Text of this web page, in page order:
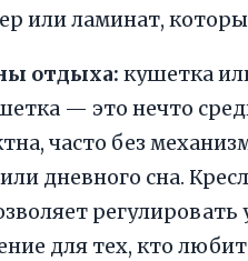
или ламинат,
отдыха: кушетка
— это нечто
часто без
дневного сна.
регулировать
для тех, кто